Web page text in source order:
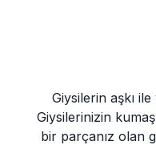
Giysilerin aşkı
Giysilerinizin
bir parçanız olan